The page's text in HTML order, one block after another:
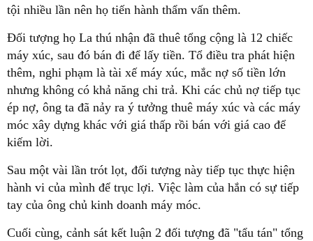
tội nhiều lần nên họ tiến hành thẩm vấn thêm.
Đối tượng họ La thú nhận đã thuê tổng cộng là 12 chiếc
máy xúc, sau đó bán đi để lấy tiền. Tổ điều tra phát hiện
thêm, nghi phạm là tài xế máy xúc, mắc nợ số tiền lớn
nhưng không có khả năng chi trả. Khi các chủ nợ tiếp tục
ép nợ, ông ta đã nảy ra ý tưởng thuê máy xúc và các máy
móc xây dựng khác với giá thấp rồi bán với giá cao để
kiếm lời.
Sau một vài lần trót lọt, đối tượng này tiếp tục thực hiện
hành vi của mình để trục lợi. Việc làm của hắn có sự tiếp
tay của ông chủ kinh doanh máy móc.
Cuối cùng, cảnh sát kết luận 2 đối tượng đã "tẩu tán" tổng